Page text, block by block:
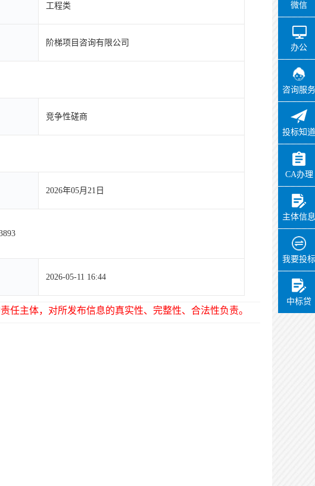
微信
办公
咨询服务
投标知道
CA办理
主体信息
我要投标
中标贷
工程类
阶梯项目咨询有限公司
竞争性磋商
2026年05月21日
2026-05-11 16:44
主体，对所发布信息的真实性、完整性、合法性负责。